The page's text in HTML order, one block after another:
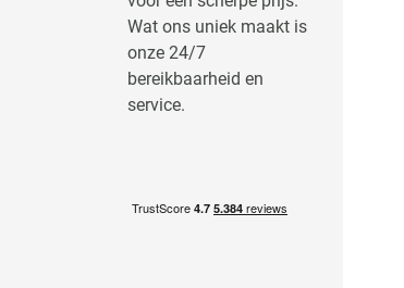
Wat ons uniek maakt is
onze 24/7
bereikbaarheid en
service.